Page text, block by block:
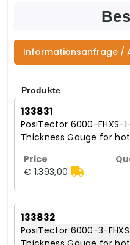
Informationsanfrage /
Produkte
133831
PosiTector 6000-FHXS-
Thickness Gauge for
€ 1.393,00
133832
PosiTector 6000-3-